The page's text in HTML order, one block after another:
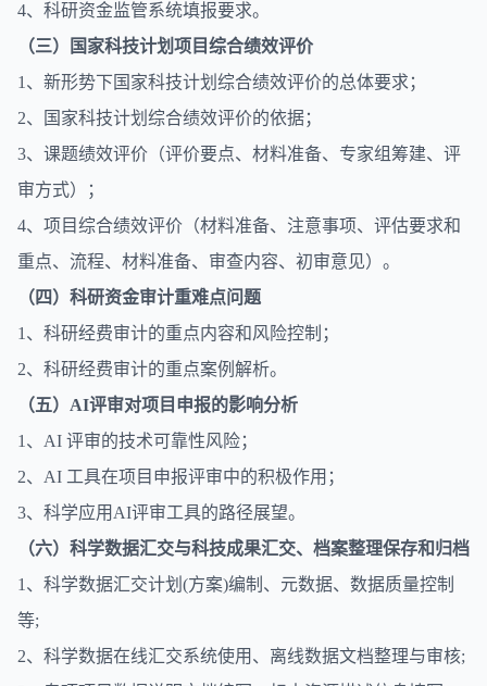
4、科研资金监管系统填报要求。
（三）国家科技计划项目综合绩效评价
1、新形势下国家科技计划综合绩效评价的总体要求；
2、国家科技计划综合绩效评价的依据；
3、课题绩效评价（评价要点、材料准备、专家组筹建、评
审方式）；
4、项目综合绩效评价（材料准备、注意事项、评估要求和
重点、流程、材料准备、审查内容、初审意见）。
（四）科研资金审计重难点问题
1、科研经费审计的重点内容和风险控制；
2、科研经费审计的重点案例解析。
（五）AI评审对项目申报的影响分析
1、AI 评审的技术可靠性风险；
2、AI 工具在项目申报评审中的积极作用；
3、科学应用AI评审工具的路径展望。
（六）科学数据汇交与科技成果汇交、档案整理保存和归档
1、科学数据汇交计划(方案)编制、元数据、数据质量控制
等;
2、科学数据在线汇交系统使用、离线数据文档整理与审核;